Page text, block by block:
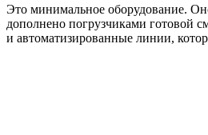
Это минимальное оборудование.
дополнено погрузчиками готовой
и автоматизированные линии,